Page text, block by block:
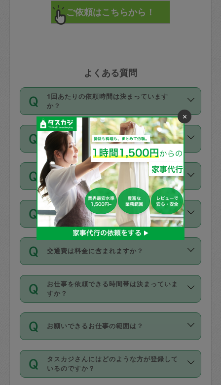
よくある質問
1回あたりの依頼時間は決まっています
か？
依頼1回につき3時間固定です。3時間を
超えて依頼したい場合は、延長機能をご
利用ください。機能をご利用いただくに
は、タスカジさんに事前に相談し、合意
の上事前申請することが必要です。な
お、3時間を下回っても、値引き等はござ
いません。
価格はどうやって決まっていますか？
11種類の価格帯の中からタスカジさん自
身が価格を選んで設定しています。
タスカジさんの価格設定には最初は制限
があり、レビュー件数、レビューの平均
値、などで除々に設定可能な最高額が上
がっていく仕組みになっています。
支払い方法を教えてください
お支払方法はクレジットカード（Visa／
Master／JCB／AMERICAN EXPRESS／
Diners Club）のみとなります。
カード情報のご登録は、依頼リクエスト
を行う際にご入力ください。プロフィー
ル登録時にはご入力いただかなくても大
丈夫です。
デビットカード・プリペイドカード（Vプ
リカ、au WALLETなど）は支払にはご利
銀行振込や現金払いも対応していませ
なお、タスカジさんの交通費も、依頼料
金のご請求と合わせてお支払いとなりま
同じタスカジさんに定期的にお願いする場
合はお得になる？
依頼には「スポット」と「定期（毎週｜
隔週）」があり、「定期」の依頼は「ス
ポット」よりお得な料金でご利用できま
す。
定期の最低利用回数は設けていない代わ
りに、一定数を超えたキャンセルは有償
（例：毎週定期の場合は３回以上のキャ
ンセルが有償（1200円、隔週定期の場合
は２回以上のキャンセルが有償（1200
交通費は料金に含まれますか？
交通費は依頼料金とは別途発生し、依頼
料金のご請求と合わせてお支払いとなり
ます。交通費の金額は「依頼の詳細」に
お仕事を依頼できる時間帯は決まっていま
すか？
時間帯は3種類あります。いずれも１回あ
たり３時間です。
・ＡＭ ９時～１２時
・ＰＭ １３時～１６時
・夜 １８時～２１時
お願いできるお仕事の範囲は？
掃除、整理収納、洗濯、買い物、料理、
作り置きです。タスカジさんによってで
きる仕事の範囲が異なりますので、依頼
タスカジさんにはどのような方が登録して
いるのですか？
×